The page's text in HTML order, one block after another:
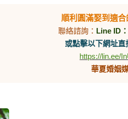
順利圓滿娶到適
聯絡諮詢： Line ID
或點擊以下網址直
https://lin.ee/
華夏婚姻